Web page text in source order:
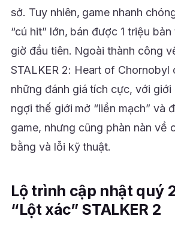
sở. Tuy nhiên, game nhanh
“cú hit” lớn, bán được 1 triệu
giờ đầu tiên. Ngoài thành công
STALKER 2: Heart of Chornobyl
những đánh giá tích cực, với giới
ngợi thế giới mở “liền mạch” và
game, nhưng cũng phàn nàn về
bằng và lỗi kỹ thuật.
Lộ trình cập nhật quý
“Lột xác” STALKER 2